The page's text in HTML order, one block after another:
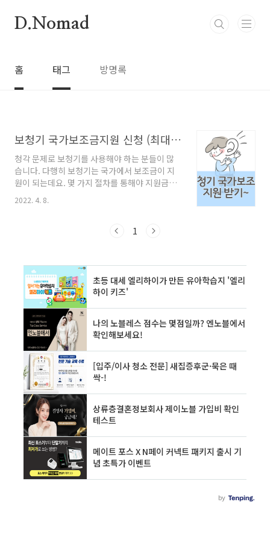
D.Nomad
홈 태그 방명록
보청기 국가보조금지원 신청 (최대 131만원) 받기
청각 문제로 보청기를 사용해야 하는 분들이 많
습니다. 다행히 보청기는 국가에서 보조금이 지
원이 되는데요. 몇 가지 절차를 통해야 지원금을
받을 수 있기 때문에 이번 기회에 요건들을 잘 확
인하시고 보청기 국가보조금 지원 신청하시기 바
입 시 국가보조금 지원을 받기 위해서는 몇 가지
문에 필히 요건을 확인하시고 지원받기 바랍니
다. 자격요건 청각장애등급이 있어야 합니다. 청
각에 문제가 있다는 청각장애 판단을 이비인후과
에서 검사를 하신 후 의뢰서를 발급받아야 합니
다. 만약에 청각에 문제가 있는데 청각장애 등록
을 하지 않으면 신청을 꼭 하셔야 합니다. 장애 유
형 대상자 세부 인정..
2022. 4. 8.
1